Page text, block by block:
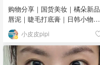
购物分享｜国货美妆｜橘朵新品
唇泥｜睫毛打底膏｜日韩小物｜
眼线笔｜美甲DIY💅
小皮皮pipi